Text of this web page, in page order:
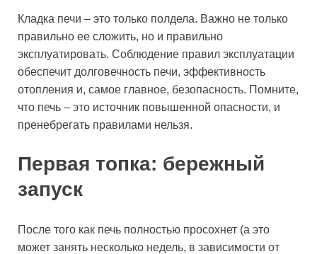
Кладка печи – это только полдела. Важно не только
правильно ее сложить, но и правильно
эксплуатировать. Соблюдение правил эксплуатации
обеспечит долговечность печи, эффективность
отопления и, самое главное, безопасность. Помните,
что печь – это источник повышенной опасности, и
пренебрегать правилами нельзя.
Первая топка: бережный
запуск
После того как печь полностью просохнет (а это
может занять несколько недель, в зависимости от